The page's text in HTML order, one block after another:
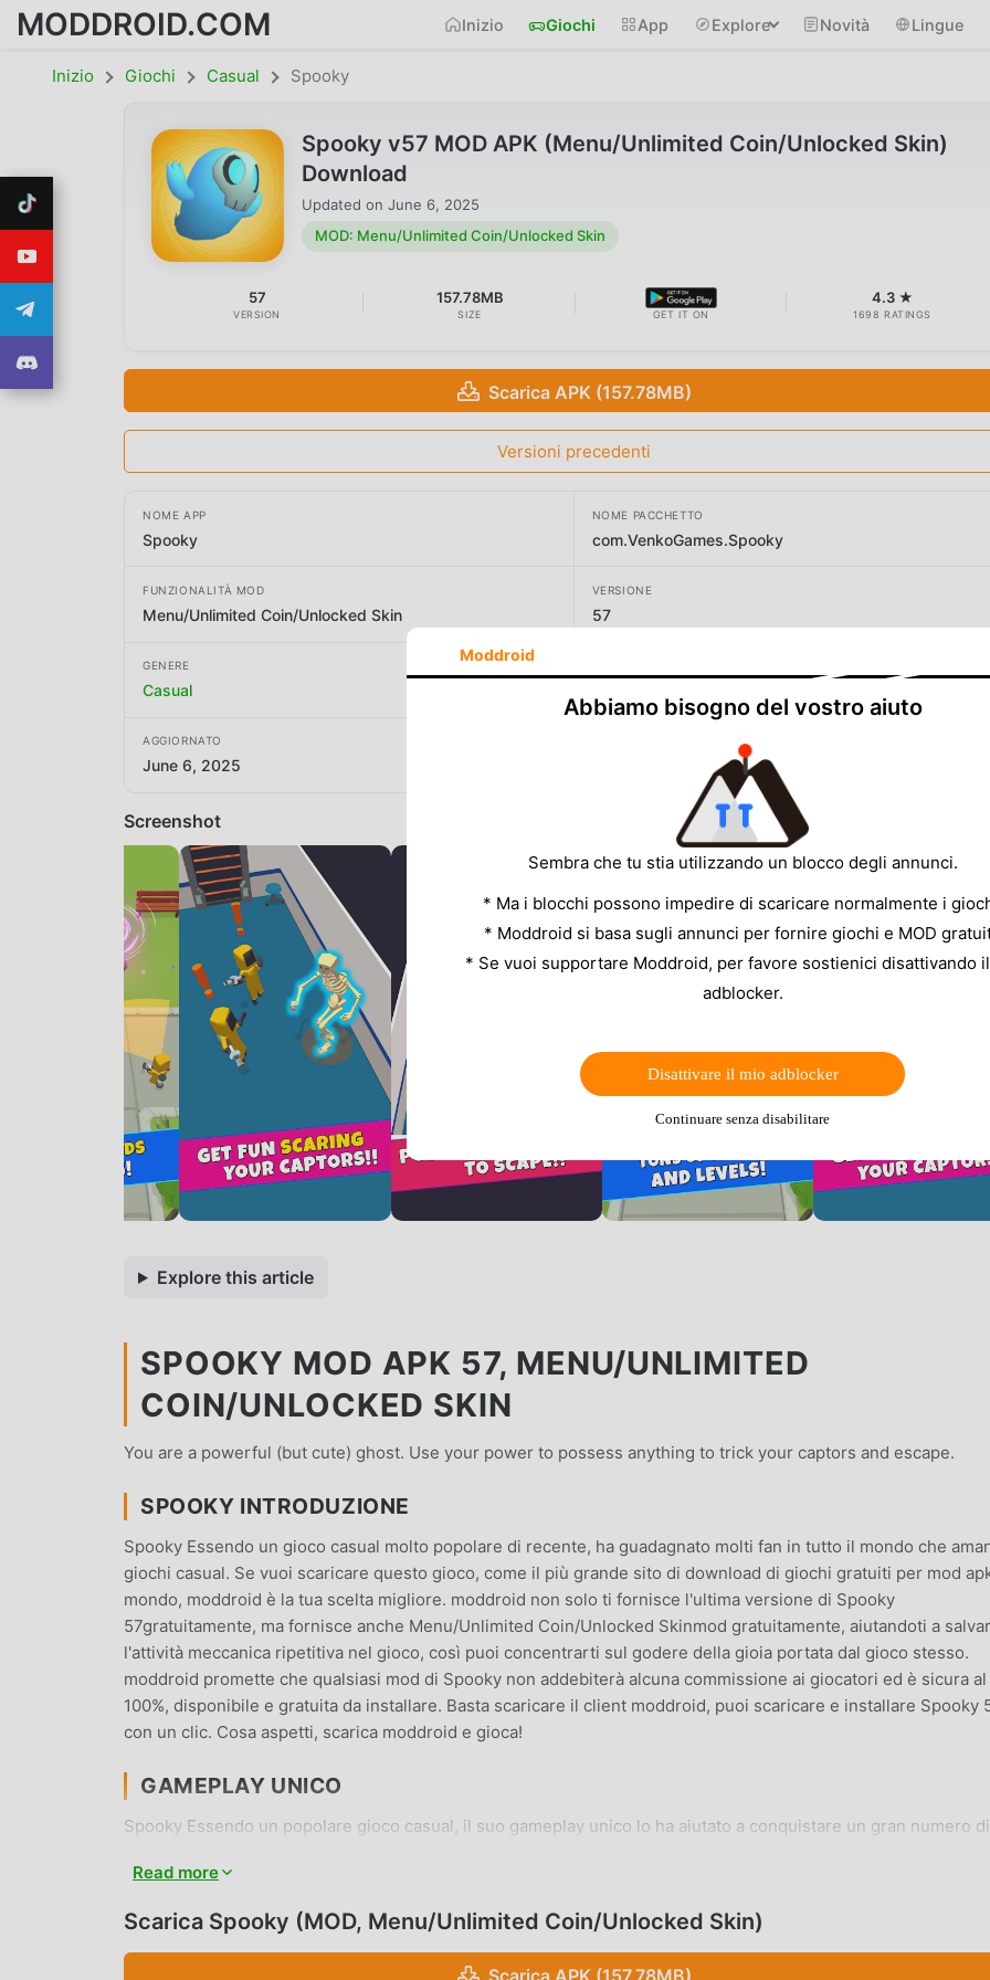
MODDROID.COM Inizio Giochi App Explore Novità Lingue
Inizio Giochi Casual Spooky
Spooky v57 MOD APK (Menu/Unlimited Coin/Unlocked Skin)
Download
Updated on June 6, 2025
MOD: Menu/Unlimited Coin/Unlocked Skin
57
VERSION
157.78MB
SIZE GET IT ON
4.3 ★
1698 RATINGS
Scarica APK (157.78MB)
Versioni precedenti
NOME APP
Spooky
NOME PACCHETTO
com.VenkoGames.Spooky
FUNZIONALITÀ MOD
Menu/Unlimited Coin/Unlocked Skin
VERSIONE
57
GENERE
Casual
AGGIORNATO
June 6, 2025
Screenshot
Explore this article
SPOOKY MOD APK 57, MENU/UNLIMITED
COIN/UNLOCKED SKIN
You are a powerful (but cute) ghost. Use your power to possess anything to trick your captors and escape.
SPOOKY INTRODUZIONE
Spooky Essendo un gioco casual molto popolare di recente, ha guadagnato molti fan in tutto il mondo che
giochi casual. Se vuoi scaricare questo gioco, come il più grande sito di download di giochi gratuiti per mod
mondo, moddroid è la tua scelta migliore. moddroid non solo ti fornisce l'ultima versione di Spooky
57gratuitamente, ma fornisce anche Menu/Unlimited Coin/Unlocked Skinmod gratuitamente, aiutandoti a
l'attività meccanica ripetitiva nel gioco, così puoi concentrarti sul godere della gioia portata dal gioco stesso.
moddroid promette che qualsiasi mod di Spooky non addebiterà alcuna commissione ai giocatori ed è sicura al
100%, disponibile e gratuita da installare. Basta scaricare il client moddroid, puoi scaricare e installare Spooky
con un clic. Cosa aspetti, scarica moddroid e gioca!
GAMEPLAY UNICO
Spooky Essendo un popolare gioco casual, il suo gameplay unico lo ha aiutato a conquistare un gran numero
così puoi facilmente avviare l'intero gioco e goderti la gioia offerta dai classici giochi casual Spooky 57. Allo
tempo, moddroid ha creato appositamente una piattaforma per gli amanti dei giochi casual, consentendoti di
comunicare e condividere con tutti gli amanti dei giochi casual in tutto il mondo, cosa stai aspettando, unisciti a
moddroid e goditi il casual gioco con tutti i partner globali felici
Read more
Scarica Spooky (MOD, Menu/Unlimited Coin/Unlocked Skin)
Scarica APK (157.78MB)
Moddroid
Abbiamo bisogno del vostro aiuto
Sembra che tu stia utilizzando un blocco degli annunci.
* Ma i blocchi possono impedire di scaricare normalmente i
* Moddroid si basa sugli annunci per fornire giochi e MOD
* Se vuoi supportare Moddroid, per favore sostienici disattivando
adblocker.
Disattivare il mio adblocker
Continuare senza disabilitare